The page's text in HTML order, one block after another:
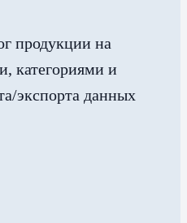
продукции на
категориями и
экспорта данных